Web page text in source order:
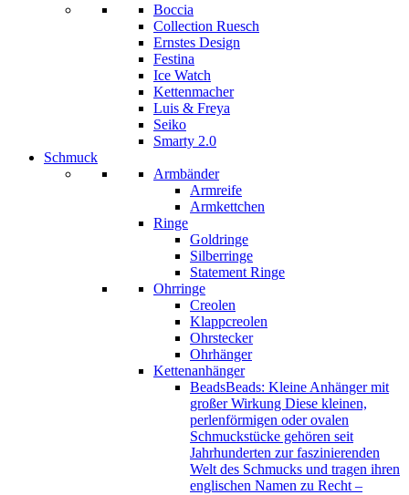
Boccia
Collection Ruesch
Ernstes Design
Festina
Ice Watch
Kettenmacher
Luis & Freya
Seiko
Smarty 2.0
Schmuck
Armbänder
Armreife
Armkettchen
Ringe
Goldringe
Silberringe
Statement Ringe
Ohrringe
Creolen
Klappcreolen
Ohrstecker
Ohrhänger
Kettenanhänger
BeadsBeads: Kleine Anhänger mit
großer Wirkung Diese kleinen,
perlenförmigen oder ovalen
Schmuckstücke gehören seit
Jahrhunderten zur faszinierenden
Welt des Schmucks und tragen ihren
englischen Namen zu Recht –